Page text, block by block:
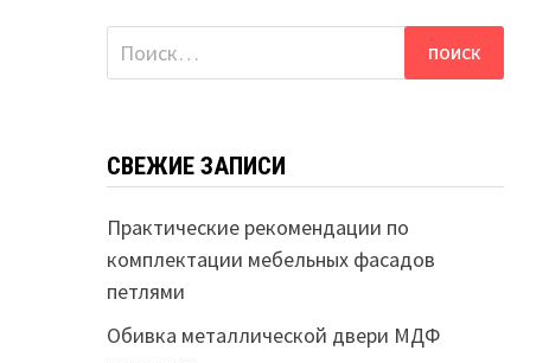
Найти:
СВЕЖИЕ ЗАПИСИ
Практические рекомендации по
комплектации мебельных фасадов
петлями
Обивка металлической двери МДФ